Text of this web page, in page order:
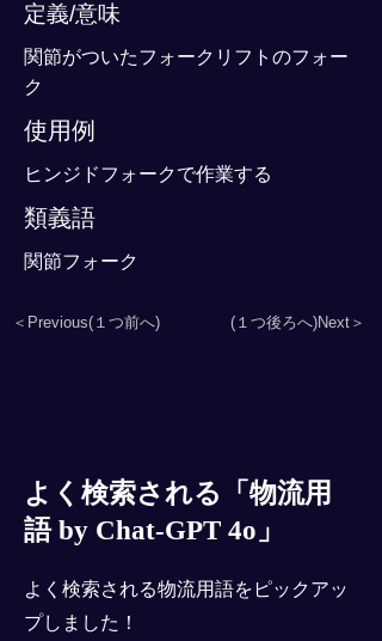
定義/意味
関節がついたフォークリフトのフォー
ク
使用例
ヒンジドフォークで作業する
類義語
関節フォーク
＜Previous(１つ前へ) (１つ後ろへ)Next＞
よく検索される「物流用
語 by Chat-GPT 4o」
よく検索される物流用語をピックアッ
プしました！